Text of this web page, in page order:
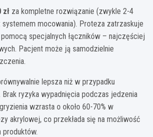
zł za kompletne rozwiązanie (zwykle 2-4
mocowania). Proteza zatrzaskuje
specjalnych łączników – najczęściej
Pacjent może ją samodzielnie
lepsza niż w przypadku
ryzyka wypadnięcia podczas jedzenia
wzrasta o około 60-70% w
akrylowej, co przekłada się na możliwość
produktów.